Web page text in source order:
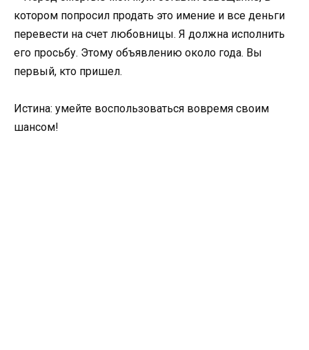
котором попросил продать это имение и все деньги
перевести на счет любовницы. Я должна исполнить
его просьбу. Этому объявлению около года. Вы
первый, кто пришел.
Истина: умейте воспользоваться вовремя своим
шансом!